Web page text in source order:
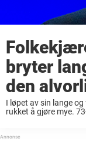
bryter
den
I løpet av sin lange
rukket å gjøre mye.